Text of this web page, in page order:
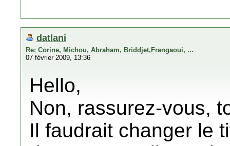
datlani
Re: Corine, Michou, Abraham, Briddjet,Frangaoui, ...
07 février 2009, 13:36
Hello,
Non, rassurez-vous,
Il faudrait changer le